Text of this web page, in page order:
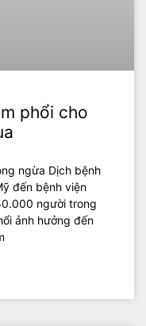
phổi cho
ngừa Dịch bệnh
đến bệnh viện
người trong
ảnh hưởng đến